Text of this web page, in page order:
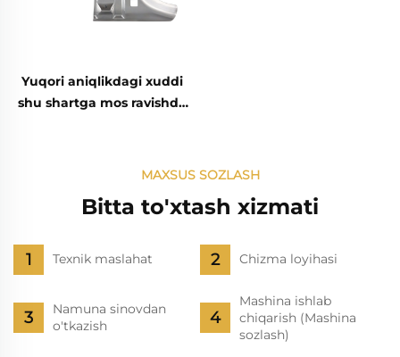
Yuqori aniqlikdagi xuddi
shu shartga mos ravishda
ishlab chiqarish qurilishMAXSUS SOZLASH
Bitta to'xtash xizmati
Texnik maslahat Chizma loyihasi
Namuna sinovdan
o'tkazish
Mashina ishlab
chiqarish (Mashina
sozlash)